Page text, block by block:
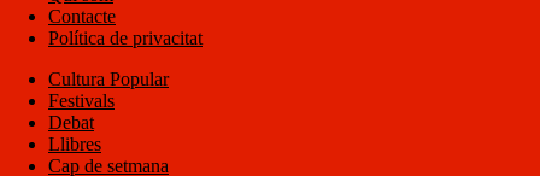
Contacte
Política de privacitat
Cultura Popular
Festivals
Debat
Llibres
Cap de setmana